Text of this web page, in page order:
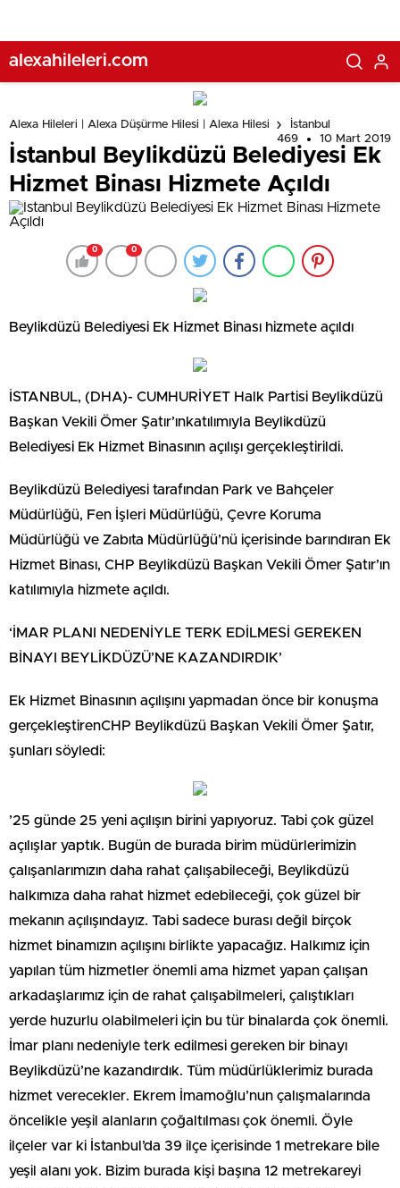
alexahileleri.com
Alexa Hileleri | Alexa Düşürme Hilesi | Alexa Hilesi
İstanbul
469
10 Mart 2019
İstanbul Beylikdüzü Belediyesi Ek
Hizmet Binası Hizmete Açıldı
0 0
Beylikdüzü Belediyesi Ek Hizmet Binası hizmete açıldı
İSTANBUL, (DHA)- CUMHURİYET Halk Partisi Beylikdüzü
Başkan Vekili Ömer Şatır’ınkatılımıyla Beylikdüzü
Belediyesi Ek Hizmet Binasının açılışı gerçekleştirildi.
Beylikdüzü Belediyesi tarafından Park ve Bahçeler
Müdürlüğü, Fen İşleri Müdürlüğü, Çevre Koruma
Müdürlüğü ve Zabıta Müdürlüğü’nü içerisinde barındıran Ek
Hizmet Binası, CHP Beylikdüzü Başkan Vekili Ömer Şatır’ın
katılımıyla hizmete açıldı.
‘İMAR PLANI NEDENİYLE TERK EDİLMESİ GEREKEN
BİNAYI BEYLİKDÜZÜ’NE KAZANDIRDIK’
Ek Hizmet Binasının açılışını yapmadan önce bir konuşma
gerçekleştirenCHP Beylikdüzü Başkan Vekili Ömer Şatır,
şunları söyledi:
’25 günde 25 yeni açılışın birini yapıyoruz. Tabi çok güzel
açılışlar yaptık. Bugün de burada birim müdürlerimizin
çalışanlarımızın daha rahat çalışabileceği, Beylikdüzü
halkımıza daha rahat hizmet edebileceği, çok güzel bir
mekanın açılışındayız. Tabi sadece burası değil birçok
hizmet binamızın açılışını birlikte yapacağız. Halkımız için
yapılan tüm hizmetler önemli ama hizmet yapan çalışan
arkadaşlarımız için de rahat çalışabilmeleri, çalıştıkları
yerde huzurlu olabilmeleri için bu tür binalarda çok önemli.
İmar planı nedeniyle terk edilmesi gereken bir binayı
Beylikdüzü’ne kazandırdık. Tüm müdürlüklerimiz burada
hizmet verecekler. Ekrem İmamoğlu’nun çalışmalarında
öncelikle yeşil alanların çoğaltılması çok önemli. Öyle
ilçeler var ki İstanbul’da 39 ilçe içerisinde 1 metrekare bile
yeşil alanı yok. Bizim burada kişi başına 12 metrekareyi